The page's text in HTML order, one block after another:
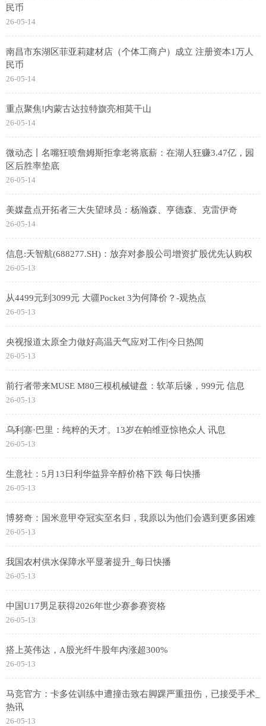
民币
26-05-14
南昌市东湖区菲亚莉建材店（个体工商户）成立 注册资本1万人
民币
26-05-14
重点聚焦!内蒙古达拉特旗亮相莫干山
26-05-14
微动态丨名嘴狂喷詹姆斯拒拿老将底薪：在湖人狂赚3.47亿，园
区后胜率垫底
26-05-14
美媒盘点开拓者三大失望球员：杨瀚森、亨德森、克雷伊奇
26-05-14
信息:天智航(688277.SH)：放弃对参股公司增资扩股优先认购权
26-05-13
从4499元到3099元 大疆Pocket 3为何降价？-观热点
26-05-13
央视报道太原全力做好高温天气应对工作|今日热闻
26-05-13
前行者带来MUSE M80三模机械键盘：软革后缘，999元 信息
26-05-13
乌利塞·巴里：纯粹的天才。13岁在帕维亚惊艳众人 讯息
26-05-13
生意社：5月13日利华益异辛醇价格下跌 每日快播
26-05-13
博努奇：国米意甲夺冠实至名归，我原以为他们会遇到更多困难
26-05-13
我国农村供水保障水平显著提升_每日快播
26-05-13
中国U17男足获得2026年世少赛参赛资格
26-05-13
搭上英伟达，A股光纤牛股年内涨超300%
26-05-13
马竞官方：卡多佐训练中遭撞击致右脚踝严重扭伤，已接受手术_
热讯
26-05-13